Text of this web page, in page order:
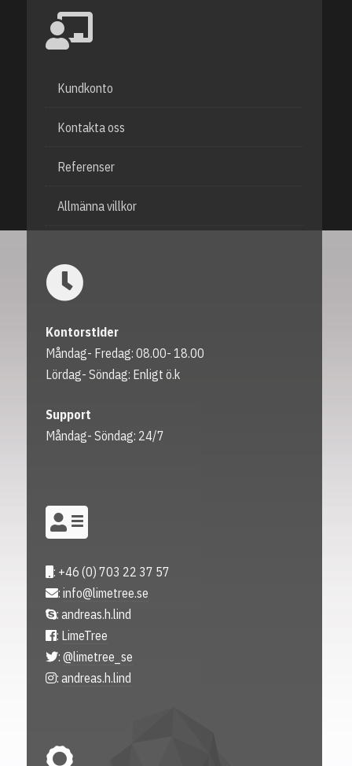
Kundkonto
Kontakta oss
Referenser
Allmänna villkor
Kontorstider
Måndag- Fredag: 08.00- 18.00
Lördag- Söndag: Enligt ö.k
Support
Måndag- Söndag: 24/7
: +46 (0) 703 22 37 57
: info@limetree.se
: andreas.h.lind
: LimeTree
: @limetree_se
: andreas.h.lind